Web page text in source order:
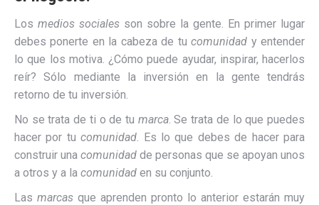
Los medios sociales son sobre la gente. En primer lugar
debes ponerte en la cabeza de tucomunidad y entender
lo que los motiva. ¿Cómo puede ayudar, inspirar, hacerlos
reír? Sólo mediante la inversión en la gente tendrás
retorno de tu inversión.
No se trata de ti o de tu marca. Se trata de lo que puedes
hacer por tucomunidad. Es lo que debes de hacer para
construir una comunidad de personas que se apoyan unos
a otros y a la comunidad en su conjunto.
Las marcas que aprenden pronto lo anterior estarán muy